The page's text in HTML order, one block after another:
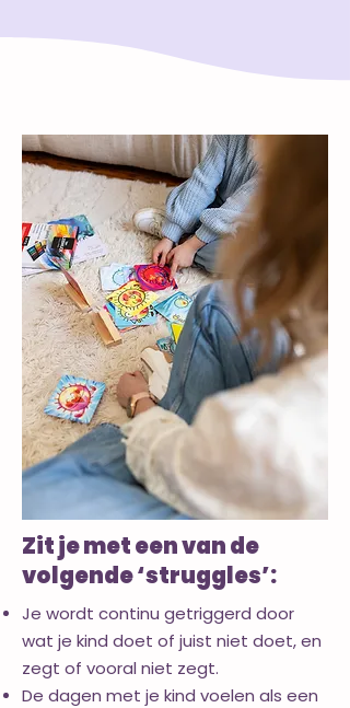
Zit je met een van de
volgende ‘struggles’:
Je wordt continu getriggerd door
wat je kind doet of juist niet doet, en
zegt of vooral niet zegt.
De dagen met je kind voelen als een